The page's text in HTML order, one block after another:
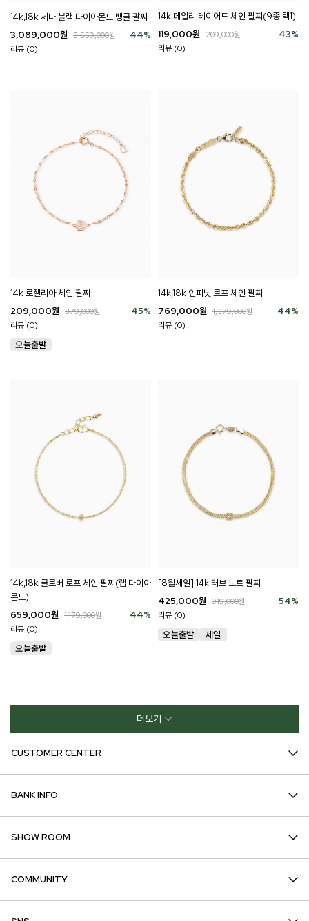
14k,18k 세나 블랙 다이아몬드 뱅글 팔찌
44%
3,089,000원 5,559,000원
리뷰 (0)
14k 데일리 레이어드 체인 팔찌(9종 택1)
43%
119,000원 209,000원
리뷰 (0)
14k 로젤리아 체인 팔찌
45%
209,000원 379,000원
리뷰 (0)
14k,18k 인피닛 로프 체인 팔찌
44%
769,000원 1,379,000원
리뷰 (0)
14k,18k 클로버 로프 체인 팔찌(랩 다이아
몬드)
44%
659,000원 1,179,000원
리뷰 (0)
[8월세일] 14k 러브 노트 팔찌
54%
425,000원 919,000원
리뷰 (0)
더보기
CUSTOMER CENTER
BANK INFO
SHOW ROOM
COMMUNITY